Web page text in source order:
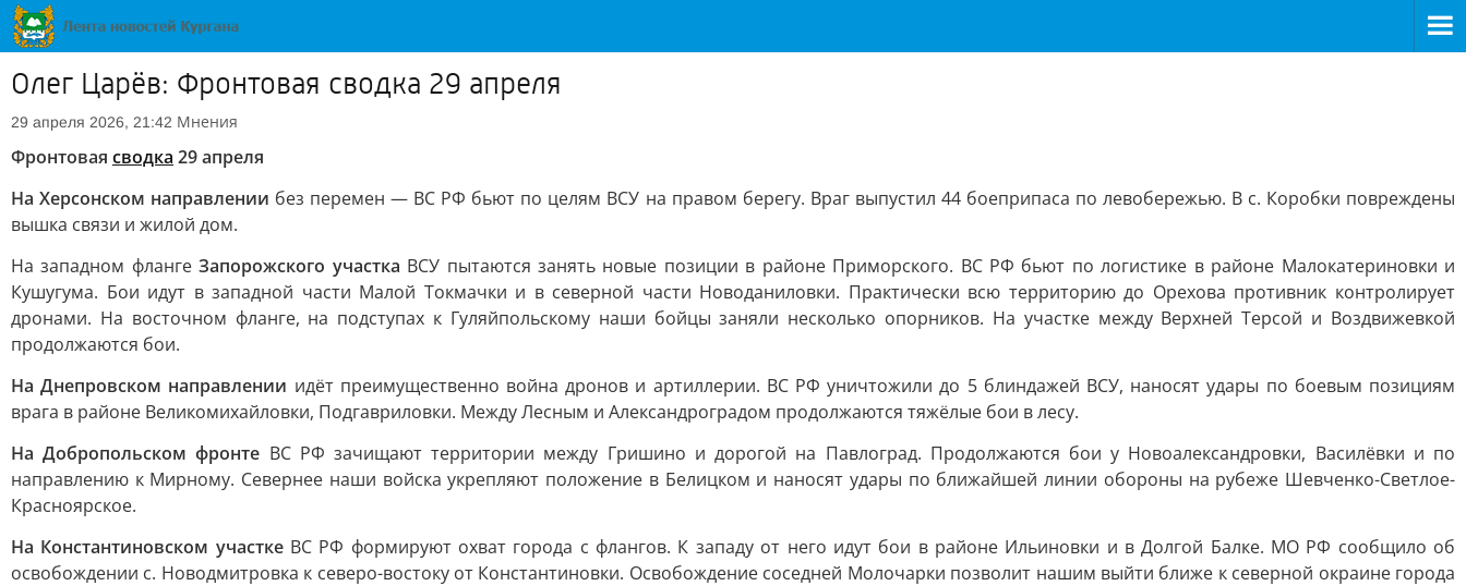
Олег Царёв: Фронтовая сводка 29 апреля
29 апреля 2026, 21:42 Мнения
Фронтовая сводка 29 апреля
На Херсонском направлении без перемен — ВС РФ бьют по целям ВСУ на правом берегу. Враг выпустил 44 боеприпаса по левобережью. В с. Коробки повреждены
вышка связи и жилой дом.
На западном флангеЗапорожского участка ВСУ пытаются занять новые позиции в районе Приморского. ВС РФ бьют по логистике в районе Малокатериновки и
Кушугума. Бои идут в западной части Малой Токмачки и в северной части Новоданиловки. Практически всю территорию до Орехова противник контролирует
дронами. На восточном фланге, на подступах к Гуляйпольскому наши бойцы заняли несколько опорников. На участке между Верхней Терсой и Воздвижевкой
продолжаются бои.
На Днепровском направлении идёт преимущественно война дронов и артиллерии. ВС РФ уничтожили до 5 блиндажей ВСУ, наносят удары по боевым позициям
врага в районе Великомихайловки, Подгавриловки. Между Лесным и Александроградом продолжаются тяжёлые бои в лесу.
На Добропольском фронте ВС РФ зачищают территории между Гришино и дорогой на Павлоград. Продолжаются бои у Новоалександровки, Василёвки и по
направлению к Мирному. Севернее наши войска укрепляют положение в Белицком и наносят удары по ближайшей линии обороны на рубеже Шевченко-Светлое-
Красноярское.
На Константиновском участкеВС РФ формируют охват города с флангов. К западу от него идут бои в районе Ильиновки и в Долгой Балке. МО РФ сообщило об
освобождении с. Новодмитровка к северо-востоку от Константиновки. Освобождение соседней Молочарки позволит нашим выйти ближе к северной окраине города